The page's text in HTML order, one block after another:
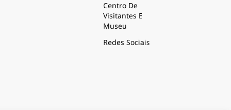
Centro De
Visitantes E
Museu
Redes Sociais